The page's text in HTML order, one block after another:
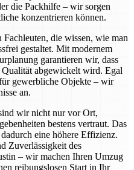
die Packhilfe – wir sorgen
konzentrieren können.
Fachleuten, die wissen, wie man
gestaltet. Mit modernem
garantieren wir, dass
abgewickelt wird. Egal
gewerbliche Objekte – wir
an.
wir nicht nur vor Ort,
bestens vertraut. Das
eine höhere Effizienz.
Zuverlässigkeit des
– wir machen Ihren Umzug
reibungslosen Start in Ihr